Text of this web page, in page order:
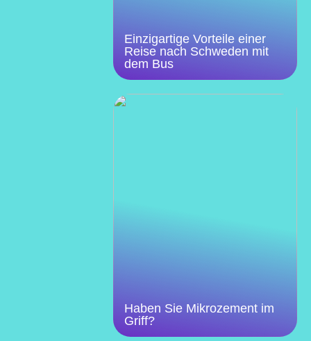
Einzigartige Vorteile einer
Reise nach Schweden mit
dem Bus
Haben Sie Mikrozement im
Griff?